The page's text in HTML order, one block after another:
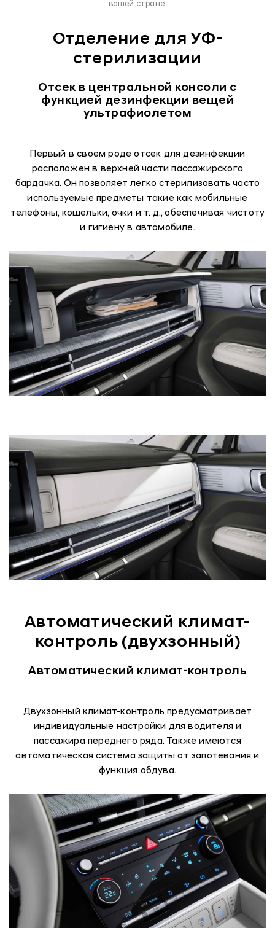
вашей стране.
Отделение для УФ-
стерилизации
Отсек в центральной консоли с
функцией дезинфекции вещей
ультрафиолетом
Первый в своем роде отсек для дезинфекции
расположен в верхней части пассажирского
бардачка. Он позволяет легко стерилизовать часто
используемые предметы такие как мобильные
телефоны, кошельки, очки и т. д., обеспечивая чистоту
и гигиену в автомобиле.
Автоматический климат-
контроль (двухзонный)
Автоматический климат-контроль
Двухзонный климат-контроль предусматривает
индивидуальные настройки для водителя и
пассажира переднего ряда. Также имеются
автоматическая система защиты от запотевания и
функция обдува.